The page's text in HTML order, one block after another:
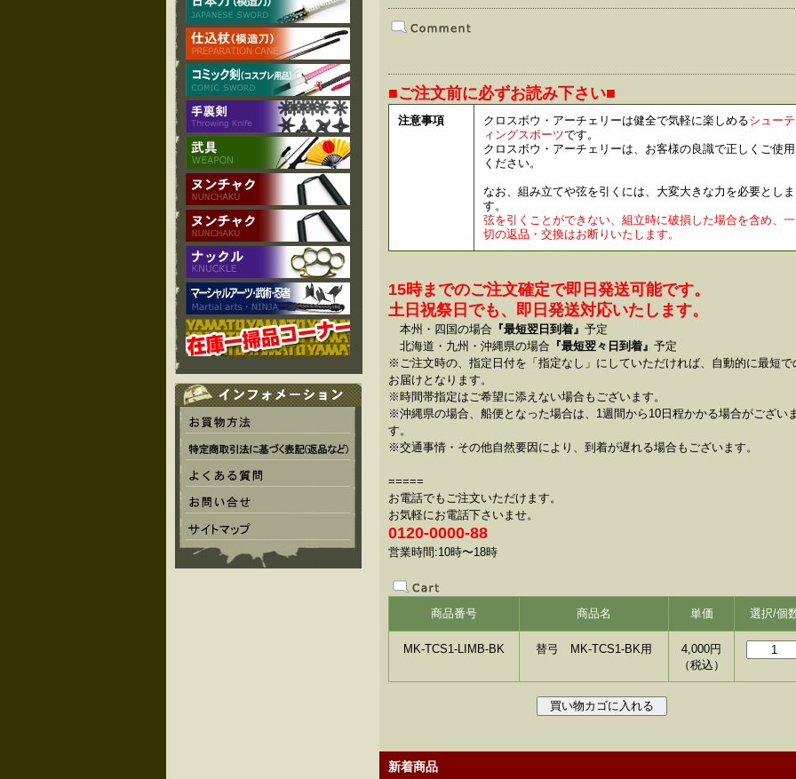
■ご注文前に必ずお読み下さい■
注意事項 クロスボウ・アーチェリーは健全で気軽に楽しめるシューテ
ィングスポーツです。
クロスボウ・アーチェリーは、お客様の良識で正しくご使用
ください。
なお、組み立てや弦を引くには、大変大きな力を必要としま
す。
弦を引くことができない、組立時に破損した場合を含め、一
切の返品・交換はお断りいたします。
15時までのご注文確定で即日発送可能です。
土日祝祭日でも、即日発送対応いたします。
本州・四国の場合 『最短翌日到着』 予定
北海道・九州・沖縄県の場合 『最短翌々日到着』 予定
※ご注文時の、指定日付を「指定なし」にしていただければ、自動的に最短で
お届けとなります。
※時間帯指定はご希望に添えない場合もございます。
※沖縄県の場合、船便となった場合は、1週間から10日程かかる場合がござい
す。
※交通事情・その他自然要因により、到着が遅れる場合もございます。
=====
お電話でもご注文いただけます。
お気軽にお電話下さいませ。
0120-0000-88
営業時間:10時〜18時
商品番号 商品名 単価 選択/個
MK-TCS1-LIMB-BK 替弓 MK-TCS1-BK用 4,000円
（税込）
新着商品